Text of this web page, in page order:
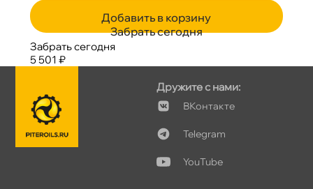
Добавить в корзину
Забрать сегодня
Забрать сегодня
5 501 ₽
Дружите с нами:
Контакте
Telegram
YouTube